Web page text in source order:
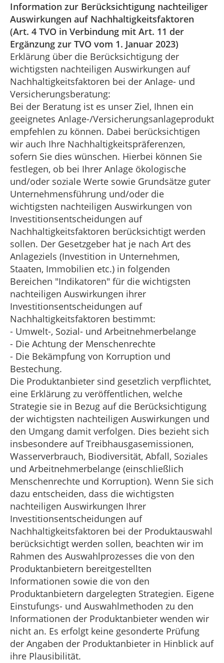
Information zur Berücksichtigung nachteiliger
Auswirkungen auf Nachhaltigkeitsfaktoren
(Art. 4 TVO in Verbindung mit Art. 11 der
Ergänzung zur TVO vom 1. Januar 2023)
Erklärung über die Berücksichtigung der
wichtigsten nachteiligen Auswirkungen auf
Nachhaltigkeitsfaktoren bei der Anlage- und
Versicherungsberatung:
Bei der Beratung ist es unser Ziel, Ihnen ein
geeignetes Anlage-/Versicherungsanlageprodukt
empfehlen zu können. Dabei berücksichtigen
wir auch Ihre Nachhaltigkeitspräferenzen,
sofern Sie dies wünschen. Hierbei können Sie
festlegen, ob bei Ihrer Anlage ökologische
und/oder soziale Werte sowie Grundsätze guter
Unternehmensführung und/oder die
wichtigsten nachteiligen Auswirkungen von
Investitionsentscheidungen auf
Nachhaltigkeitsfaktoren berücksichtigt werden
sollen. Der Gesetzgeber hat je nach Art des
Anlageziels (Investition in Unternehmen,
Staaten, Immobilien etc.) in folgenden
Bereichen "Indikatoren" für die wichtigsten
nachteiligen Auswirkungen ihrer
Investitionsentscheidungen auf
Nachhaltigkeitsfaktoren bestimmt:
- Umwelt-, Sozial- und Arbeitnehmerbelange
- Die Achtung der Menschenrechte
- Die Bekämpfung von Korruption und
Bestechung.
Die Produktanbieter sind gesetzlich verpflichtet,
eine Erklärung zu veröffentlichen, welche
Strategie sie in Bezug auf die Berücksichtigung
der wichtigsten nachteiligen Auswirkungen und
den Umgang damit verfolgen. Dies bezieht sich
insbesondere auf Treibhausgasemissionen,
Wasserverbrauch, Biodiversität, Abfall, Soziales
und Arbeitnehmerbelange (einschließlich
Menschenrechte und Korruption). Wenn Sie sich
dazu entscheiden, dass die wichtigsten
nachteiligen Auswirkungen Ihrer
Investitionsentscheidungen auf
Nachhaltigkeitsfaktoren bei der Produktauswahl
berücksichtigt werden sollen, beachten wir im
Rahmen des Auswahlprozesses die von den
Produktanbietern bereitgestellten
Informationen sowie die von den
Produktanbietern dargelegten Strategien. Eigene
Einstufungs- und Auswahlmethoden zu den
Informationen der Produktanbieter wenden wir
nicht an. Es erfolgt keine gesonderte Prüfung
der Angaben der Produktanbieter in Hinblick auf
ihre Plausibilität.